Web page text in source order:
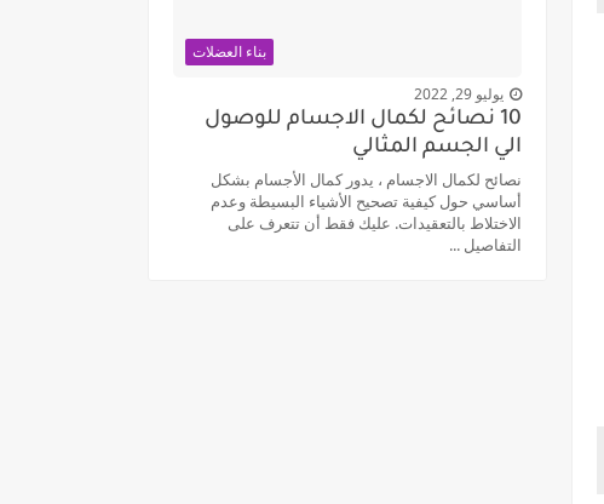
بناء العضلات
يوليو 29, 2022
10 نصائح لكمال الاجسام للوصول
الي الجسم المثالي
نصائح لكمال الاجسام ، يدور كمال الأجسام بشكل
أساسي حول كيفية تصحيح الأشياء البسيطة وعدم
الاختلاط بالتعقيدات. عليك فقط أن تتعرف على
التفاصيل ...